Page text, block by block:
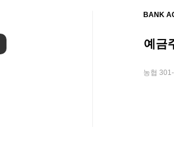
BANK
예금
농협